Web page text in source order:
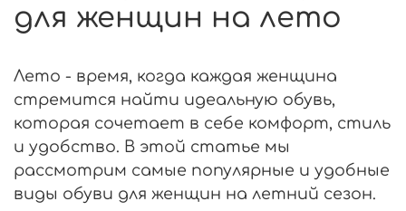
для женщин на лето
Лето - время, когда каждая женщина
стремится найти идеальную обувь,
которая сочетает в себе комфорт, стиль
и удобство. В этой статье мы
рассмотрим самые популярные и удобные
виды обуви для женщин на летний сезон.